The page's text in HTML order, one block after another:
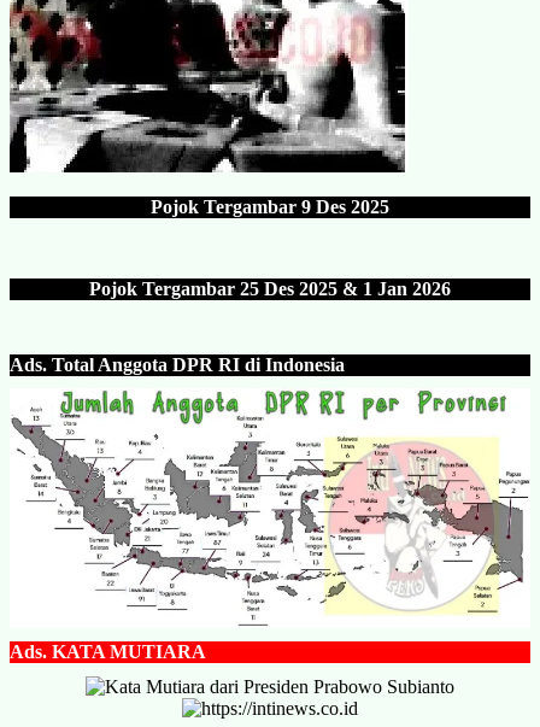
Pojok Tergambar 9 Des 2025
Pojok Tergambar 25 Des 2025 & 1 Jan 2026
Ads. Total Anggota DPR RI di Indonesia
Ads. KATA MUTIARA